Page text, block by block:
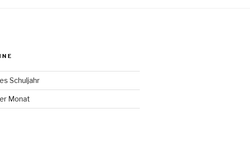
Schuljahr
Monat